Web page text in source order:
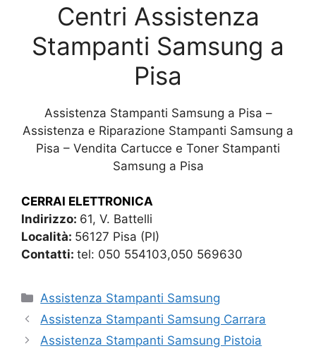
Centri Assistenza
Stampanti Samsung a
Pisa
Assistenza Stampanti Samsung a Pisa –
Assistenza e Riparazione Stampanti Samsung a
Pisa – Vendita Cartucce e Toner Stampanti
Samsung a Pisa
CERRAI ELETTRONICA
Indirizzo: 61, V. Battelli
Località: 56127 Pisa (PI)
Contatti: tel: 050 554103,050 569630
Categorie
Assistenza Stampanti Samsung
Assistenza Stampanti Samsung Carrara
Assistenza Stampanti Samsung Pistoia